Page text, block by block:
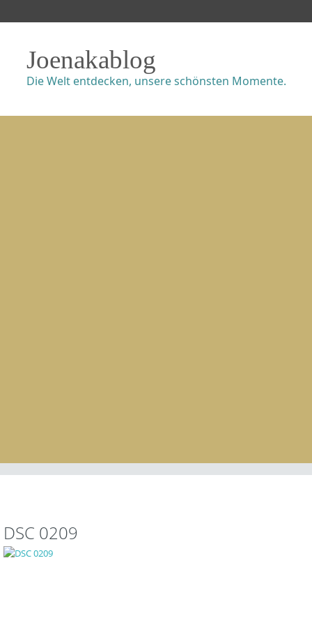
Joenakablog
Die Welt entdecken, unsere schönsten Momente.
DSC 0209